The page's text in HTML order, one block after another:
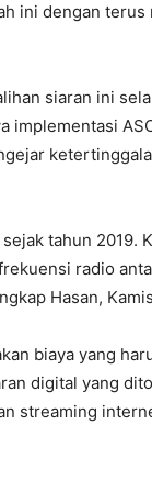
ini dengan terus
siaran ini
implementasi
tahun 2019.
radio
Hasan,
biaya yang
digital yang
streaming